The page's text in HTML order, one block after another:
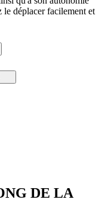
déplacer facilement et
DE LA